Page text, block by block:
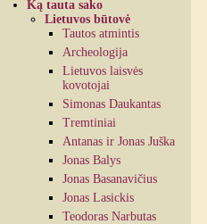
Ką tauta sako
Lietuvos būtovė
Tautos atmintis
Archeologija
Lietuvos laisvės
kovotojai
Simonas Daukantas
Tremtiniai
Antanas ir Jonas Juška
Jonas Balys
Jonas Basanavičius
Jonas Lasickis
Teodoras Narbutas